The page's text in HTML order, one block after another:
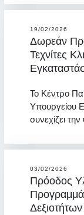
19/02/2026
Δωρεάν
Τεχνίτες
Το Κέντρο
Υπουργείου
συνεχίζει
03/02/2026
Πρόοδος